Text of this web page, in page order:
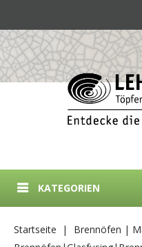
KATEGORIEN
Startseite
Brennöfen |